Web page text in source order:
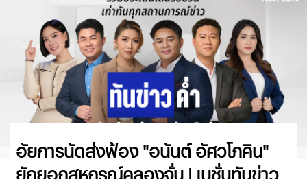
อัยการนัดส่งฟ้อง "อนันต์ อัศวโภคิน"
ยักยอกสหกรณ์คลองจั่น | เนชั่นทันข่าว